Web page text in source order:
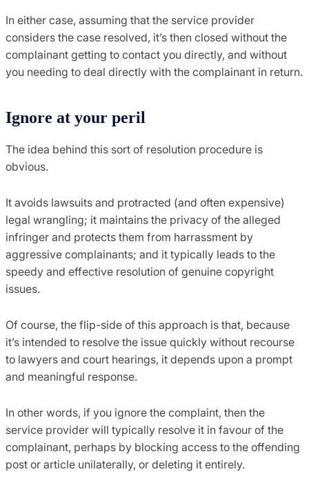
In either case, assuming that the service provider
considers the case resolved, it’s then closed without the
complainant getting to contact you directly, and without
you needing to deal directly with the complainant in return.
Ignore at your peril
The idea behind this sort of resolution procedure is
obvious.
It avoids lawsuits and protracted (and often expensive)
legal wrangling; it maintains the privacy of the alleged
infringer and protects them from harrassment by
aggressive complainants; and it typically leads to the
speedy and effective resolution of genuine copyright
issues.
Of course, the flip-side of this approach is that, because
it’s intended to resolve the issue quickly without recourse
to lawyers and court hearings, it depends upon a prompt
and meaningful response.
In other words, if you ignore the complaint, then the
service provider will typically resolve it in favour of the
complainant, perhaps by blocking access to the offending
post or article unilaterally, or deleting it entirely.